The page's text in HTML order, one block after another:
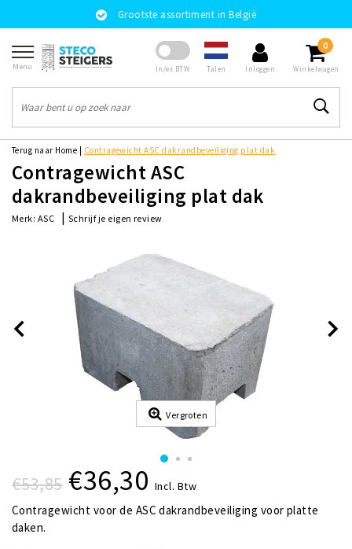
Grootste assortiment in België
Menu In/ex BTW Talen Inloggen
0
Winkelwagen
Terug naar Home Contragewicht ASC dakrandbeveiliging plat dak
Contragewicht ASC
dakrandbeveiliging plat dak
Merk: ASC | Schrijf je eigen review
Vergroten
€53,85 €36,30 Incl. Btw
Contragewicht voor de ASC dakrandbeveiliging voor platte
daken.